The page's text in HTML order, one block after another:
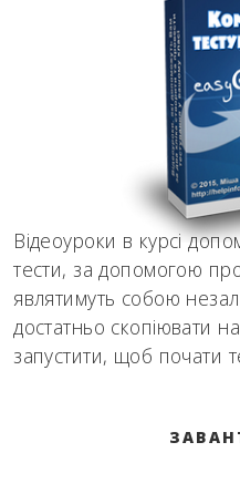
Відеоуроки в курсі
тести, за допомогою
являтимуть собою
достатньо скопіювати
запустити, щоб почати